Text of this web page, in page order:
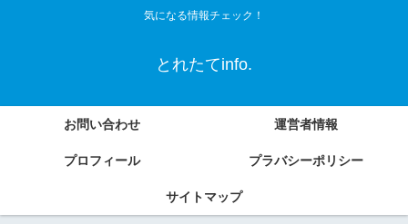
気になる情報チェック！
とれたてinfo.
お問い合わせ 運営者情報
プロフィール プラバシーポリシー
サイトマップ